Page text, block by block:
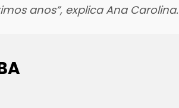
anos”, explica Ana Carolina.